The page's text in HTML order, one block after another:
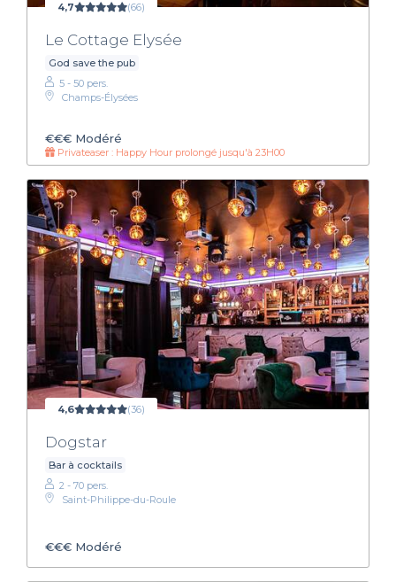
4,7 (66)
Le Cottage Elysée
God save the pub
5 - 50 pers.
Champs-Élysées
€€€ Modéré
Privateaser : Happy Hour prolongé jusqu'à 23H00
4,6 (36)
Dogstar
Bar à cocktails
2 - 70 pers.
Saint-Philippe-du-Roule
€€€ Modéré